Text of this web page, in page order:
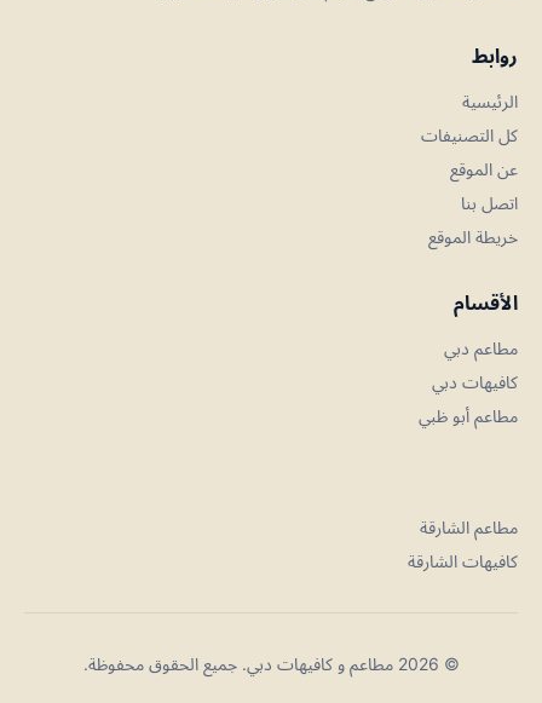
روابط
الرئيسية
كل التصنيفات
عن الموقع
اتصل بنا
خريطة الموقع
الأقسام
مطاعم دبي
كافيهات دبي
مطاعم أبو ظبي
مطاعم الشارقة
كافيهات الشارقة
© 2026 مطاعم و كافيهات دبي. جميع الحقوق محفوظة.